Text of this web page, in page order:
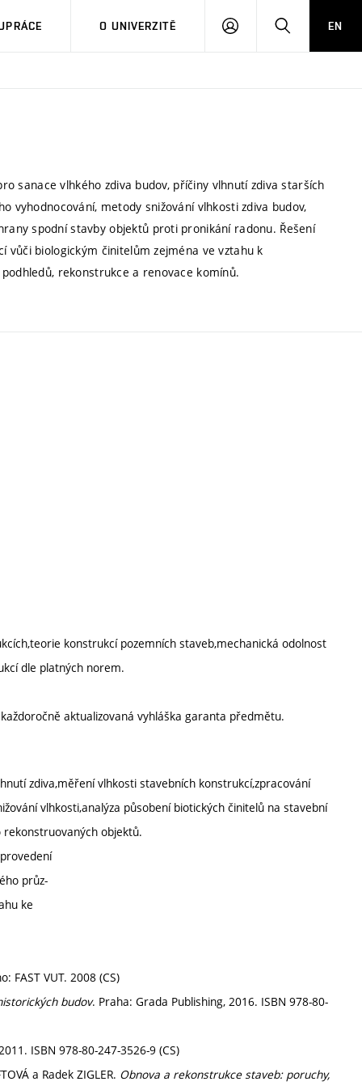
O UNIVERZITĚ
PŘIHLÁSIT HLEDATEN
sanace vlhkého zdiva budov, příčiny vlhnutí zdiva starších
vyhodnocování, metody snižování vlhkosti zdiva budov,
spodní stavby objektů proti pronikání radonu. Řešení
vůči biologickým činitelům zejména ve vztahu k
rekonstrukce a renovace komínů.
konstrukcí pozemních staveb,mechanická odolnost
dle platných norem.
aktualizovaná vyhláška garanta předmětu.
zdiva,měření vlhkosti stavebních konstrukcí,zpracování
vlhkosti,analýza působení biotických činitelů na stavební
objektů.
průz-
ke
FAST VUT. 2008 (CS)
budov. Praha: Grada Publishing, 2016. ISBN 978-80-
ISBN 978-80-247-3526-9 (CS)
a Radek ZIGLER. Obnova a rekonstrukce staveb: poruchy,